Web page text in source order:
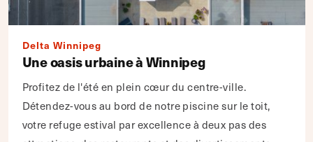
Delta Winnipeg
Une oasis urbaine à Winnipeg
Profitez de l'été en plein cœur du centre-ville.
Détendez-vous au bord de notre piscine sur le toit,
votre refuge estival par excellence à deux pas des